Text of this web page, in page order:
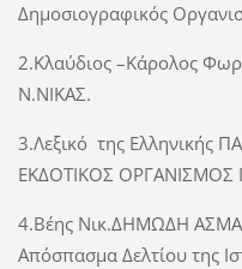
Δημοσιογραφικός
2.Κλαύδιος –Κάρολος
Ν.ΝΙΚΑΣ.
3.Λεξικό της Ελληνικής
ΕΚΔΟΤΙΚΟΣ ΟΡΓΑΝΙΣΜΟΣ
4.Βέης Νικ.ΔΗΜΩΔΗ
Απόσπασμα Δελτίου της